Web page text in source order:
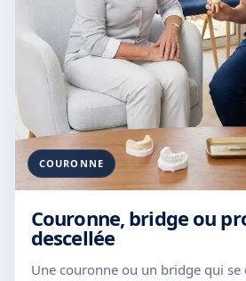
COURONNE
Couronne, bridge ou
descellée
Une couronne ou un bridge qui se